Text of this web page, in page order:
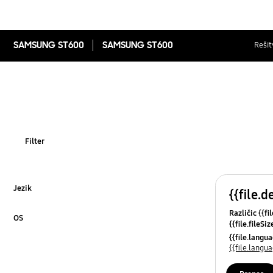
SAMSUNG ST600 SAMSUNG ST600
Filter
Jezik
OS
Različic